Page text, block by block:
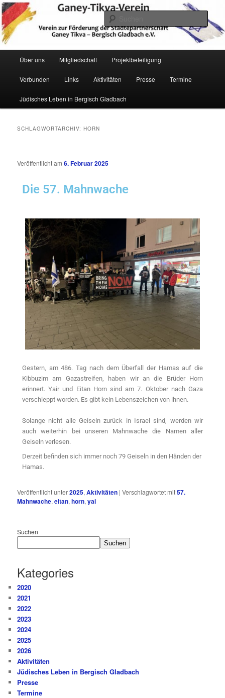
Zum
primären
Inhalt
springen
Zum
sekundären
Inhalt
springen
Ganey Tikva Verein Bergisch
Gladbach
Verein zur Förderung der Städtepartnerschaft Ganey Tikva – Bergisch
Gladbach e. V.
Hauptmenü
Über uns Mitgliedschaft Projektbeteiligung
Verbunden Links Aktivitäten Presse Termine
Jüdisches Leben in Bergisch Gladbach
SCHLAGWORTARCHIV:HORN
Veröffentlicht am6. Februar 2025
Die 57. Mahnwache
Gestern, am 486. Tag nach dem Überfall der Hamas auf die
Kibbuzim am Gazastreifen, haben wir an die Brüder Horn
erinnert. Yair und Eitan Horn sind am 7. Oktober nach Gaza
verschleppt worden. Es gibt kein Lebenszeichen von ihnen.
Solange nicht alle Geiseln zurück in Israel sind, werden wir
auch weiterhin bei unseren Mahnwache die Namen aller
Geiseln verlesen.
Derzeit befinden sich immer noch 79 Geiseln in den Händen der
Hamas.
Veröffentlicht unter2025,Aktivitäten |Verschlagwortet mit57.
Mahnwache,eitan,horn,yai
Suchen
Suchen
Kategories
2020
2021
2022
2023
2024
2025
2026
Aktivitäten
Jüdisches Leben in Bergisch Gladbach
Presse
Termine